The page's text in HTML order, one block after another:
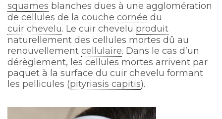
squames blanches dues à une agglomération
de cellules de la couche cornée du
cuir chevelu. Le cuir chevelu produit
naturellement des cellules mortes dû au
renouvellement cellulaire. Dans le cas d’un
dérèglement, les cellules mortes arrivent par
paquet à la surface du cuir chevelu formant
les pellicules (pityriasis capitis).